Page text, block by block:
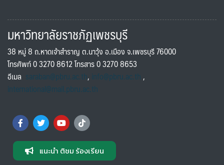
มหาวิทยาลัยราชภัฏเพชรบุรี
38 หมู่ 8 ถ.หาดเจ้าสำราญ ต.นาวุ้ง อ.เมือง จ.เพชรบุรี 76000
โทรศัพท์ 0 3270 8612 โทรสาร 0 3270 8653
อีเมล saraban@pbru.ac.th, info@pbru.ac.th,
international@mail.pbru.ac.th
แนะนำ ติชม ร้องเรียน